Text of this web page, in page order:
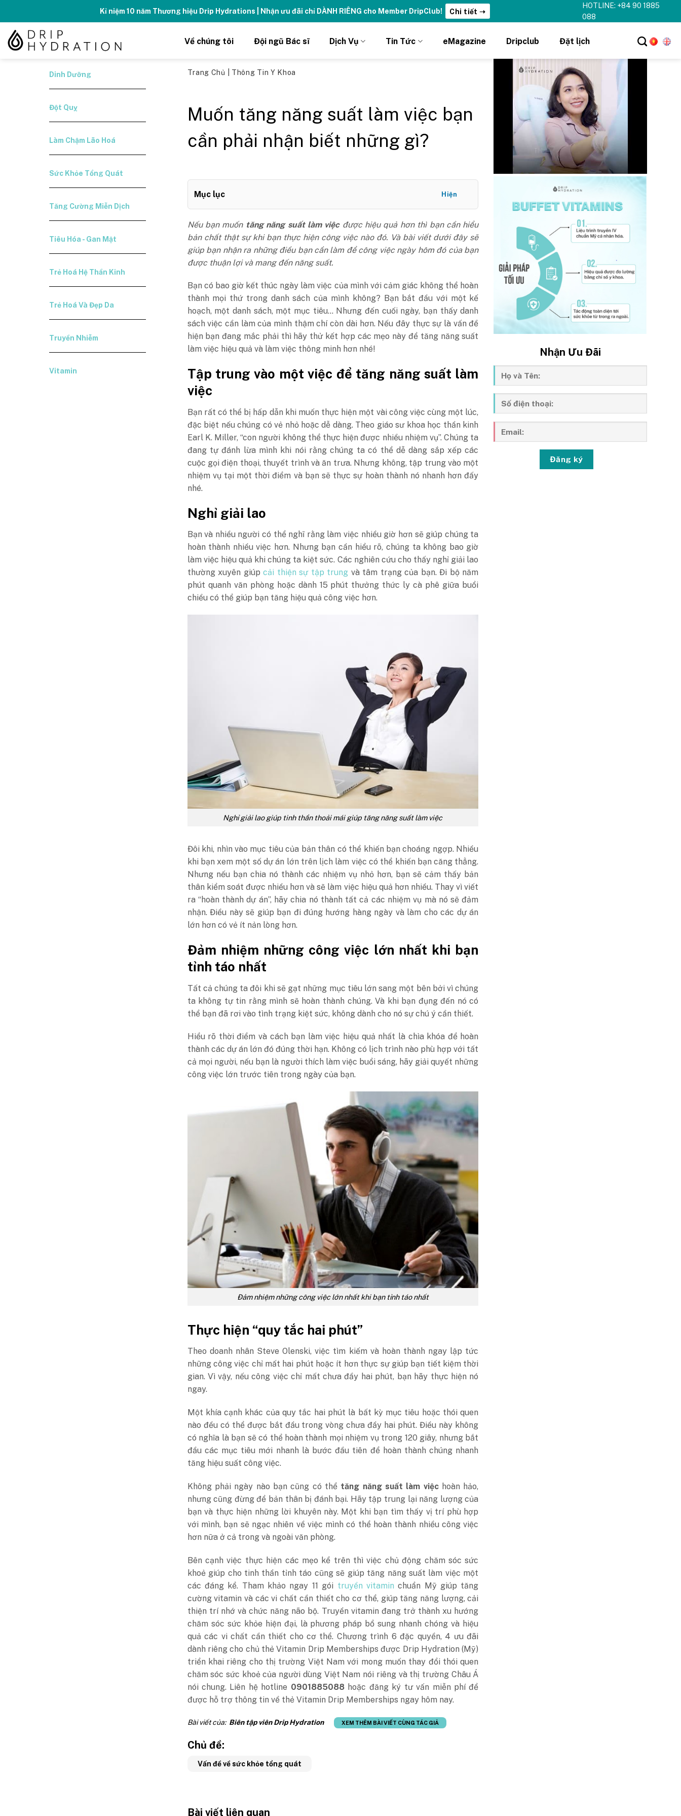
content
Kỉ niệm 10 năm Thương hiệu Drip Hydrations | Nhận ưu đãi chỉ DÀNH RIÊNG cho Member DripClub! Chi tiết ➝
HOTLINE: +84 90 1885
088
Về chúng tôi Đội ngũ Bác sĩ Dịch Vụ Tin Tức eMagazine Dripclub Đặt lịch
Dinh Dưỡng
Đột Quỵ
Làm Chậm Lão Hoá
Sức Khỏe Tổng Quát
Tăng Cường Miễn Dịch
Tiêu Hóa - Gan Mật
Trẻ Hoá Hệ Thần Kinh
Trẻ Hoá Và Đẹp Da
Truyền Nhiễm
Vitamin
Trang Chủ Thông Tin Y Khoa
Muốn tăng năng suất làm việc bạn
cần phải nhận biết những gì?
Mục lục Hiện
Nếu bạn muốn tăng năng suất làm việcđược hiệu quả hơn thì bạn cần hiểu
bản chất thật sự khi bạn thực hiện công việc nào đó. Và bài viết dưới đây sẽ
giúp bạn nhận ra những điều bạn cần làm để công việc ngày hôm đó của bạn
được thuận lợi và mang đến năng suất.
Bạn có bao giờ kết thúc ngày làm việc của mình với cảm giác không thể hoàn
thành mọi thứ trong danh sách của mình không? Bạn bắt đầu với một kế
hoạch, một danh sách, một mục tiêu… Nhưng đến cuối ngày, bạn thấy danh
sách việc cần làm của mình thậm chí còn dài hơn. Nếu đây thực sự là vấn đề
hiện bạn đang mắc phải thì hãy thử kết hợp các mẹo này để tăng năng suất
làm việc hiệu quả và làm việc thông minh hơn nhé!
Tập trung vào một việc để tăng năng suất làm
việc
Bạn rất có thể bị hấp dẫn khi muốn thực hiện một vài công việc cùng một lúc,
đặc biệt nếu chúng có vẻ nhỏ hoặc dễ dàng. Theo giáo sư khoa học thần kinh
Earl K. Miller, “con người không thể thực hiện được nhiều nhiệm vụ”. Chúng ta
đang tự đánh lừa mình khi nói rằng chúng ta có thể dễ dàng sắp xếp các
cuộc gọi điện thoại, thuyết trình và ăn trưa. Nhưng không, tập trung vào một
nhiệm vụ tại một thời điểm và bạn sẽ thực sự hoàn thành nó nhanh hơn đấy
nhé.
Nghỉ giải lao
Bạn và nhiều người có thể nghĩ rằng làm việc nhiều giờ hơn sẽ giúp chúng ta
hoàn thành nhiều việc hơn. Nhưng bạn cần hiểu rõ, chúng ta không bao giờ
làm việc hiệu quả khi chúng ta kiệt sức. Các nghiên cứu cho thấy nghỉ giải lao
thường xuyên giúpcải thiện sự tập trung và tâm trạng của bạn. Đi bộ năm
phút quanh văn phòng hoặc dành 15 phút thưởng thức ly cà phê giữa buổi
chiều có thể giúp bạn tăng hiệu quả công việc hơn.
Nghỉ giải lao giúp tinh thần thoải mái giúp tăng năng suất làm việc
Đôi khi, nhìn vào mục tiêu của bản thân có thể khiến bạn choáng ngợp. Nhiều
khi bạn xem một số dự án lớn trên lịch làm việc có thể khiến bạn căng thẳng.
Nhưng nếu bạn chia nó thành các nhiệm vụ nhỏ hơn, bạn sẽ cảm thấy bản
thân kiểm soát được nhiều hơn và sẽ làm việc hiệu quả hơn nhiều. Thay vì viết
ra “hoàn thành dự án”, hãy chia nó thành tất cả các nhiệm vụ mà nó sẽ đảm
nhận. Điều này sẽ giúp bạn đi đúng hướng hàng ngày và làm cho các dự án
lớn hơn có vẻ ít nản lòng hơn.
Đảm nhiệm những công việc lớn nhất khi bạn
tỉnh táo nhất
Tất cả chúng ta đôi khi sẽ gạt những mục tiêu lớn sang một bên bởi vì chúng
ta không tự tin rằng mình sẽ hoàn thành chúng. Và khi bạn đụng đến nó có
thể bạn đã rơi vào tình trạng kiệt sức, không dành cho nó sự chú ý cần thiết.
Hiểu rõ thời điểm và cách bạn làm việc hiệu quả nhất là chìa khóa để hoàn
thành các dự án lớn đó đúng thời hạn. Không có lịch trình nào phù hợp với tất
cả mọi người, nếu bạn là người thích làm việc buổi sáng, hãy giải quyết những
công việc lớn trước tiên trong ngày của bạn.
Đảm nhiệm những công việc lớn nhất khi bạn tỉnh táo nhất
Thực hiện “quy tắc hai phút”
Theo doanh nhân Steve Olenski, việc tìm kiếm và hoàn thành ngay lập tức
những công việc chỉ mất hai phút hoặc ít hơn thực sự giúp bạn tiết kiệm thời
gian. Vì vậy, nếu công việc chỉ mất chưa đầy hai phút, bạn hãy thực hiện nó
ngay.
Một khía cạnh khác của quy tắc hai phút là bất kỳ mục tiêu hoặc thói quen
nào đều có thể được bắt đầu trong vòng chưa đầy hai phút. Điều này không
có nghĩa là bạn sẽ có thể hoàn thành mọi nhiệm vụ trong 120 giây, nhưng bắt
đầu các mục tiêu mới nhanh là bước đầu tiên để hoàn thành chúng nhanh
tăng hiệu suất công việc.
Không phải ngày nào bạn cũng có thể tăng năng suất làm việchoàn hảo,
nhưng cũng đừng để bản thân bị đánh bại. Hãy tập trung lại năng lượng của
bạn và thực hiện những lời khuyên này. Một khi bạn tìm thấy vị trí phù hợp
với mình, bạn sẽ ngạc nhiên về việc mình có thể hoàn thành nhiều công việc
hơn nữa ở cả trong và ngoài văn phòng.
Bên cạnh việc thực hiện các mẹo kể trên thì việc chủ động chăm sóc sức
khoẻ giúp cho tinh thần tỉnh táo cũng sẽ giúp tăng năng suất làm việc một
các đáng kể. Tham khảo ngay 11 gói truyền vitamin chuẩn Mỹ giúp tăng
cường vitamin và các vi chất cần thiết cho cơ thể, giúp tăng năng lượng, cải
thiện trí nhớ và chức năng não bộ. Truyền vitamin đang trở thành xu hướng
chăm sóc sức khỏe hiện đại, là phương pháp bổ sung nhanh chóng và hiệu
quả các vi chất cần thiết cho cơ thể. Chương trình 6 đặc quyền, 4 ưu đãi
dành riêng cho chủ thẻ Vitamin Drip Memberships được Drip Hydration (Mỹ)
triển khai riêng cho thị trường Việt Nam với mong muốn thay đổi thói quen
chăm sóc sức khoẻ của người dùng Việt Nam nói riêng và thị trường Châu Á
nói chung. Liên hệ hotline 0901885088hoặc đăng ký tư vấn miễn phí để
được hỗ trợ thông tin về thẻ Vitamin Drip Memberships ngay hôm nay.
Bài viết của: Biên tập viên Drip Hydration XEM THÊM BÀI VIẾT CÙNG TÁC GIẢ
Chủ đề:
Vấn đề về sức khỏe tổng quát
Bài viết liên quan
Nhận Ưu Đãi
Đăng ký